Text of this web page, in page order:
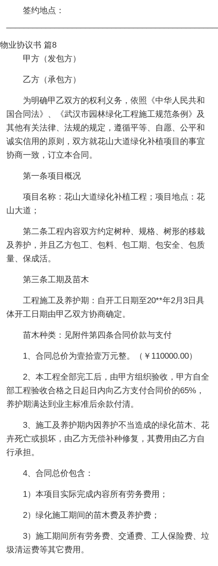
签约地点：
物业协议书 篇8
甲方（发包方）
乙方（承包方）
为明确甲乙双方的权利义务，依照《中华人民共和
国合同法》、《武汉市园林绿化工程施工规范条例》及
其他有关法律、法规的规定，遵循平等、自愿、公平和
诚实信用的原则，双方就花山大道绿化补植项目的事宜
协商一致，订立本合同。
第一条项目概况
项目名称：花山大道绿化补植工程；项目地点：花
山大道；
第二条工程内容双方约定树种、规格、树形的移栽
及养护，并且乙方包工、包料、包工期、包安全、包质
量、保成活。
第三条工期及苗木
工程施工及养护期：自开工日期至20**年2月3日具
体开工日期由甲乙双方协商确定。
苗木种类：见附件第四条合同价款与支付
1、合同总价为壹拾壹万元整。（￥110000.00）
2、本工程全部完工后，由甲方组织验收，甲方自全
部工程验收合格之日起日内向乙方支付合同价的65%，
养护期满达到业主标准后余款付清。
3、施工及养护期内因养护不当造成的绿化苗木、花
卉死亡或损坏，由乙方无偿补种修复，其费用由乙方自
行承担。
4、合同总价包含：
1）本项目实际完成内容所有劳务费用；
2）绿化施工期间的苗木费及养护费；
3）施工期间所有劳务费、交通费、工人保险费、垃
圾清运费等其它费用。